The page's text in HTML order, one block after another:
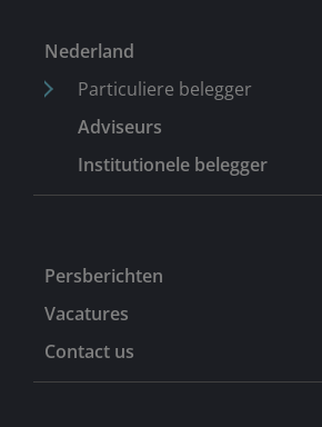
Nederland
Particuliere belegger
Adviseurs
Institutionele belegger
Persberichten
Vacatures
Contact us